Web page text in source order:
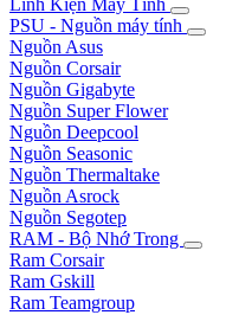
Linh Kiện Máy Tính
PSU - Nguồn máy tính
Nguồn Asus
Nguồn Corsair
Nguồn Gigabyte
Nguồn Super Flower
Nguồn Deepcool
Nguồn Seasonic
Nguồn Thermaltake
Nguồn Asrock
Nguồn Segotep
RAM - Bộ Nhớ Trong
Ram Corsair
Ram Gskill
Ram Teamgroup